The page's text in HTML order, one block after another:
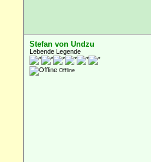
Stefan von Undzu
Lebende Legende
Offline